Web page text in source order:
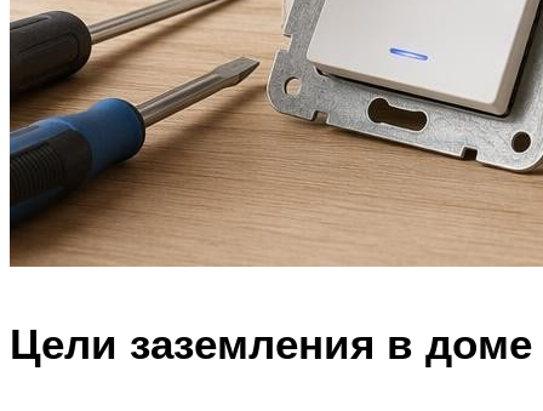
Цели заземления в доме